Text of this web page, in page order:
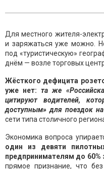
Для местного жителя-
и заряжаться уже можно.
под «туристическую»
днём — возле торговых
Жёсткого дефицита
уже нет: та же
цитируют водителей,
доступным» для поездок
сети типа столичного
Экономика вопроса
один из девяти
предпринимателям до 60%
прямое признание, что